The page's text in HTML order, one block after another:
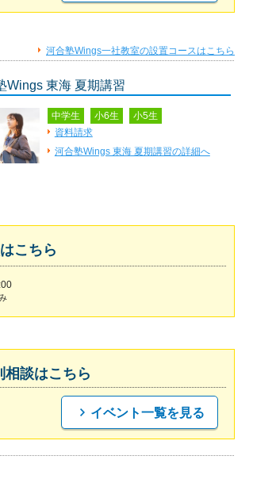
河合塾Wings一社教室の設置コースはこちら
Wings 東海 夏期講習
中学生 小6生
小5生
資料請求
河合塾Wings 東海 夏期講習の詳細へ
こちら
談はこちら
イベント一覧を見る